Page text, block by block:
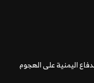
اليمنية على الهجوم